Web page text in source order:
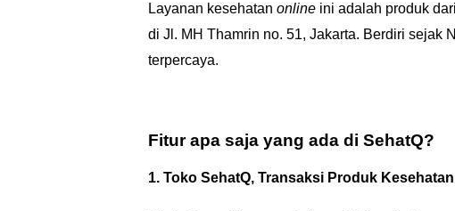
Layanan kesehatan online ini adalah produk
di Jl. MH Thamrin no. 51, Jakarta. Berdiri sejak
terpercaya.
Fitur apa saja yang ada di SehatQ?
1. Toko SehatQ, Transaksi Produk